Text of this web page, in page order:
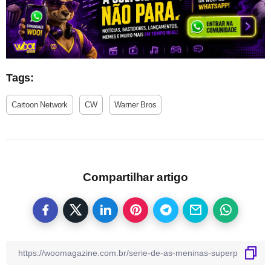
Tags:
Cartoon Network CW Warner Bros
Compartilhar artigo